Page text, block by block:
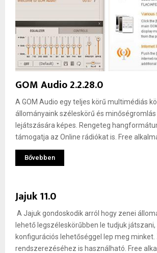
GOM Audio 2.2.28.0
A GOM Audio egy teljes körű multimédiás
állományaink széleskörű és
lejátszására képes. Rengeteg
támogatja az Online rádiókat is. Free
Bővebben
Jajuk 11.0
A Jajuk gondoskodik arról hogy zenei
lehető legszéleskörűbben le tudjuk
konfigurációs lehetőséggel lep meg
rendszerezéséhez is használható. Free